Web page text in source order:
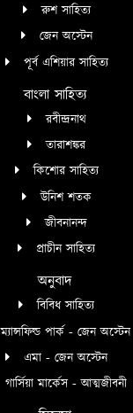
রুশ সাহিত্য
জেন অস্টেন
পূর্ব এশিয়ার সাহিত্য
বাংলা সাহিত্য
রবীন্দ্রনাথ
তারাশঙ্কর
কিশোর সাহিত্য
উনিশ শতক
জীবনানন্দ
প্রাচীন সাহিত্য
অনুবাদ
বিবিধ সাহিত্য
ম্যান্সফিল্ড পার্ক - জেন অস্টেন
এমা - জেন অস্টেন
গার্সিয়া মার্কেস - আত্মজীবনী